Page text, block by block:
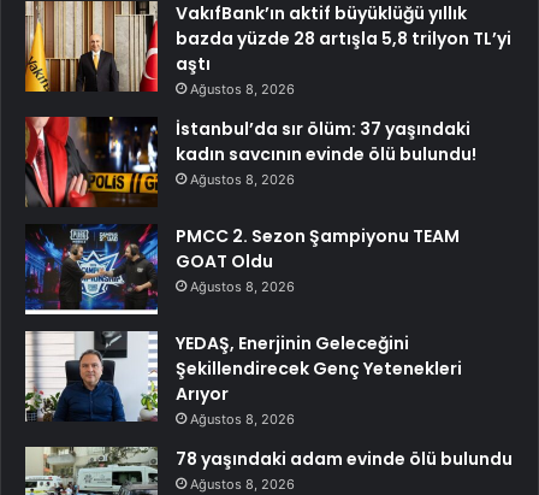
VakıfBank’ın aktif büyüklüğü yıllık
bazda yüzde 28 artışla 5,8 trilyon TL’yi
aştı
Ağustos 8, 2026
İstanbul’da sır ölüm: 37 yaşındaki
kadın savcının evinde ölü bulundu!
Ağustos 8, 2026
PMCC 2. Sezon Şampiyonu TEAM
GOAT Oldu
Ağustos 8, 2026
YEDAŞ, Enerjinin Geleceğini
Şekillendirecek Genç Yetenekleri
Arıyor
Ağustos 8, 2026
78 yaşındaki adam evinde ölü bulundu
Ağustos 8, 2026